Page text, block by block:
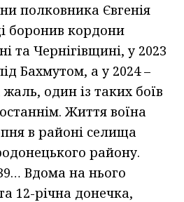
полковника Євгенія
боронив кордони
та Чернігівщині, у 2023
Бахмутом, а у 2024 –
один із таких боїв
Життя воїна
в районі селища
району.
Вдома на нього
12-річна донечка,